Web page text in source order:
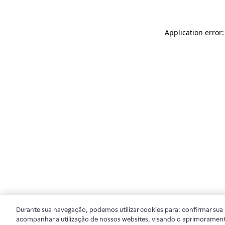
Application
Durante sua navegação, podemos utilizar cookies para: confirmar
acompanhar a utilização de nossos websites, visando o